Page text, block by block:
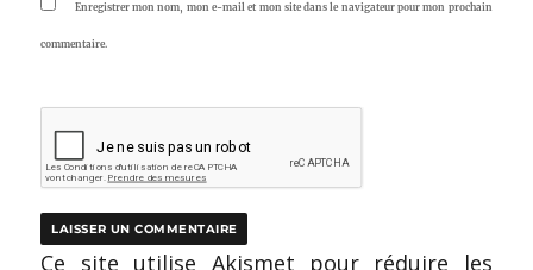
Enregistrer mon nom, mon e-mail et mon site dans le navigateur pour mon prochain
commentaire.
Ce site utilise Akismet pour réduire les